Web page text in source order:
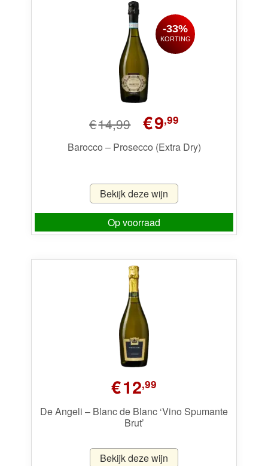
naar
hoog
€14,99
Oorspronkelijke
prijs
was:
€9,99Huidige
is:
Barocco – Prosecco (Extra Dry)
-33%
KORTING
Bekijk deze wijn
Op voorraad
€12,99
De Angeli – Blanc de Blanc ‘Vino Spumante
Brut’
Bekijk deze wijn